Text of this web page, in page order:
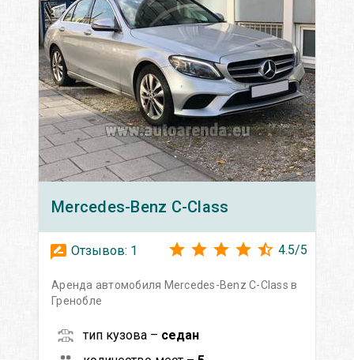
Mercedes-Benz C-Class
Отзывов: 1 4.5/5
Аренда автомобиля Mercedes-Benz C-Class в
Гренобле
тип кузова – седан